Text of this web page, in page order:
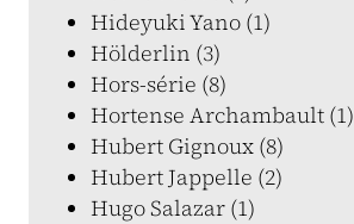
Hideyuki Yano (1)
Hölderlin (3)
Hors-série (8)
Hortense Archambault (1)
Hubert Gignoux (8)
Hubert Jappelle (2)
Hugo Salazar (1)